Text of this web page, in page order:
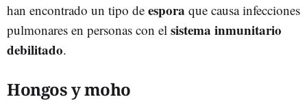
han encontrado un tipo de espora que causa infecciones
pulmonares en personas con el sistema inmunitario
debilitado.
Hongos y moho